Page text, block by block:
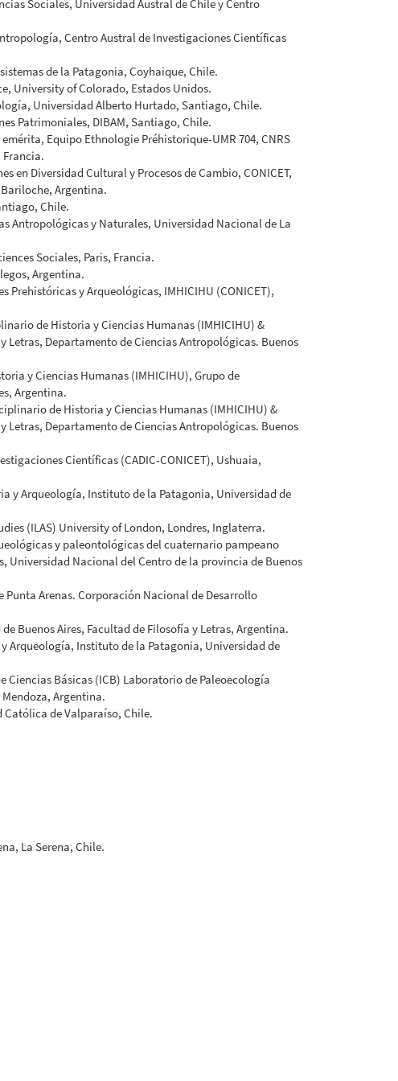
Sociales, Universidad Austral de Chile y Centro
Centro Austral de Investigaciones Científicas
de la Patagonia, Coyhaique, Chile.
University of Colorado, Estados Unidos.
Universidad Alberto Hurtado, Santiago, Chile.
Patrimoniales, DIBAM, Santiago, Chile.
Equipo Ethnologie Préhistorique-UMR 704, CNRS
Francia.
en Diversidad Cultural y Procesos de Cambio, CONICET,
Argentina.
Chile.
Antropológicas y Naturales, Universidad Nacional de La
Sociales, Paris, Francia.
Argentina.
Prehistóricas y Arqueológicas, IMHICIHU (CONICET),
de Historia y Ciencias Humanas (IMHICIHU) &
Letras, Departamento de Ciencias Antropológicas. Buenos
y Ciencias Humanas (IMHICIHU), Grupo de
Argentina.
de Historia y Ciencias Humanas (IMHICIHU) &
Letras, Departamento de Ciencias Antropológicas. Buenos
Científicas (CADIC-CONICET), Ushuaia,
y Arqueología, Instituto de la Patagonia, Universidad de
(ILAS) University of London, Londres, Inglaterra.
y paleontológicas del cuaternario pampeano
Universidad Nacional del Centro de la provincia de Buenos
Punta Arenas. Corporación Nacional de Desarrollo
Buenos Aires, Facultad de Filosofía y Letras, Argentina.
y Arqueología, Instituto de la Patagonia, Universidad de
Ciencias Básicas (ICB) Laboratorio de Paleoecología
Argentina.
Católica de Valparaíso, Chile.
La Serena, Chile.